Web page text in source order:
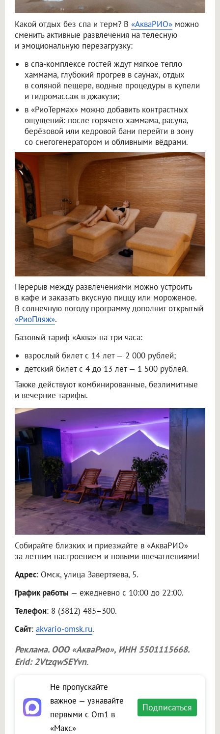
Какой отдых без спа и терм? В «АкваРИО» можно
сменить активные развлечения на телесную
и эмоциональную перезагрузку:
в спа-комплексе гостей ждут мягкое тепло
хаммама, глубокий прогрев в саунах, отдых
в соляной пещере, водные процедуры в купели
и гидромассаж в джакузи;
в «РиоТермах» можно добавить контрастных
ощущений: после горячего хаммама, расула,
берёзовой или кедровой бани перейти в зону
со снегогенератором и обливными вёдрами.
Перерыв между развлечениями можно устроить
в кафе и заказать вкусную пиццу или мороженое.
В солнечную погоду программу дополнит открытый
«РиоПляж».
Базовый тариф «Аква» на три часа:
взрослый билет с 14 лет — 2 000 рублей;
детский билет с 4 до 13 лет — 1 500 рублей.
Также действуют комбинированные, безлимитные
и вечерние тарифы.
Собирайте близких и приезжайте в «АкваРИО»
за летним настроением и новыми впечатлениями!
Адрес: Омск, улица Завертяева, 5.
График работы — ежедневно с 10:00 до 22:00.
Телефон: 8 (3812) 485–300.
Сайт: akvario-omsk.ru.
Реклама. ООО «АкваРио», ИНН 5501115668.
Erid: 2VtzqwSEYvn.
Не пропускайте
важное — узнавайте
первыми с Om1 в
«Макс»
Подписаться